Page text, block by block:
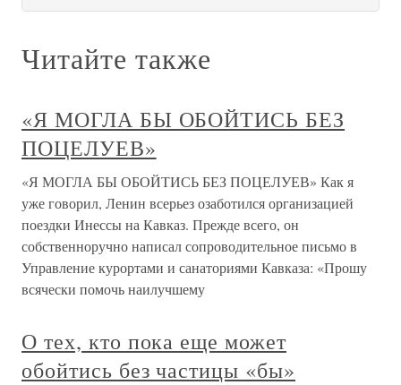
Читайте также
«Я МОГЛА БЫ ОБОЙТИСЬ БЕЗ
ПОЦЕЛУЕВ»
«Я МОГЛА БЫ ОБОЙТИСЬ БЕЗ ПОЦЕЛУЕВ» Как я
уже говорил, Ленин всерьез озаботился организацией
поездки Инессы на Кавказ. Прежде всего, он
собственноручно написал сопроводительное письмо в
Управление курортами и санаториями Кавказа: «Прошу
всячески помочь наилучшему
О тех, кто пока еще может
обойтись без частицы «бы»